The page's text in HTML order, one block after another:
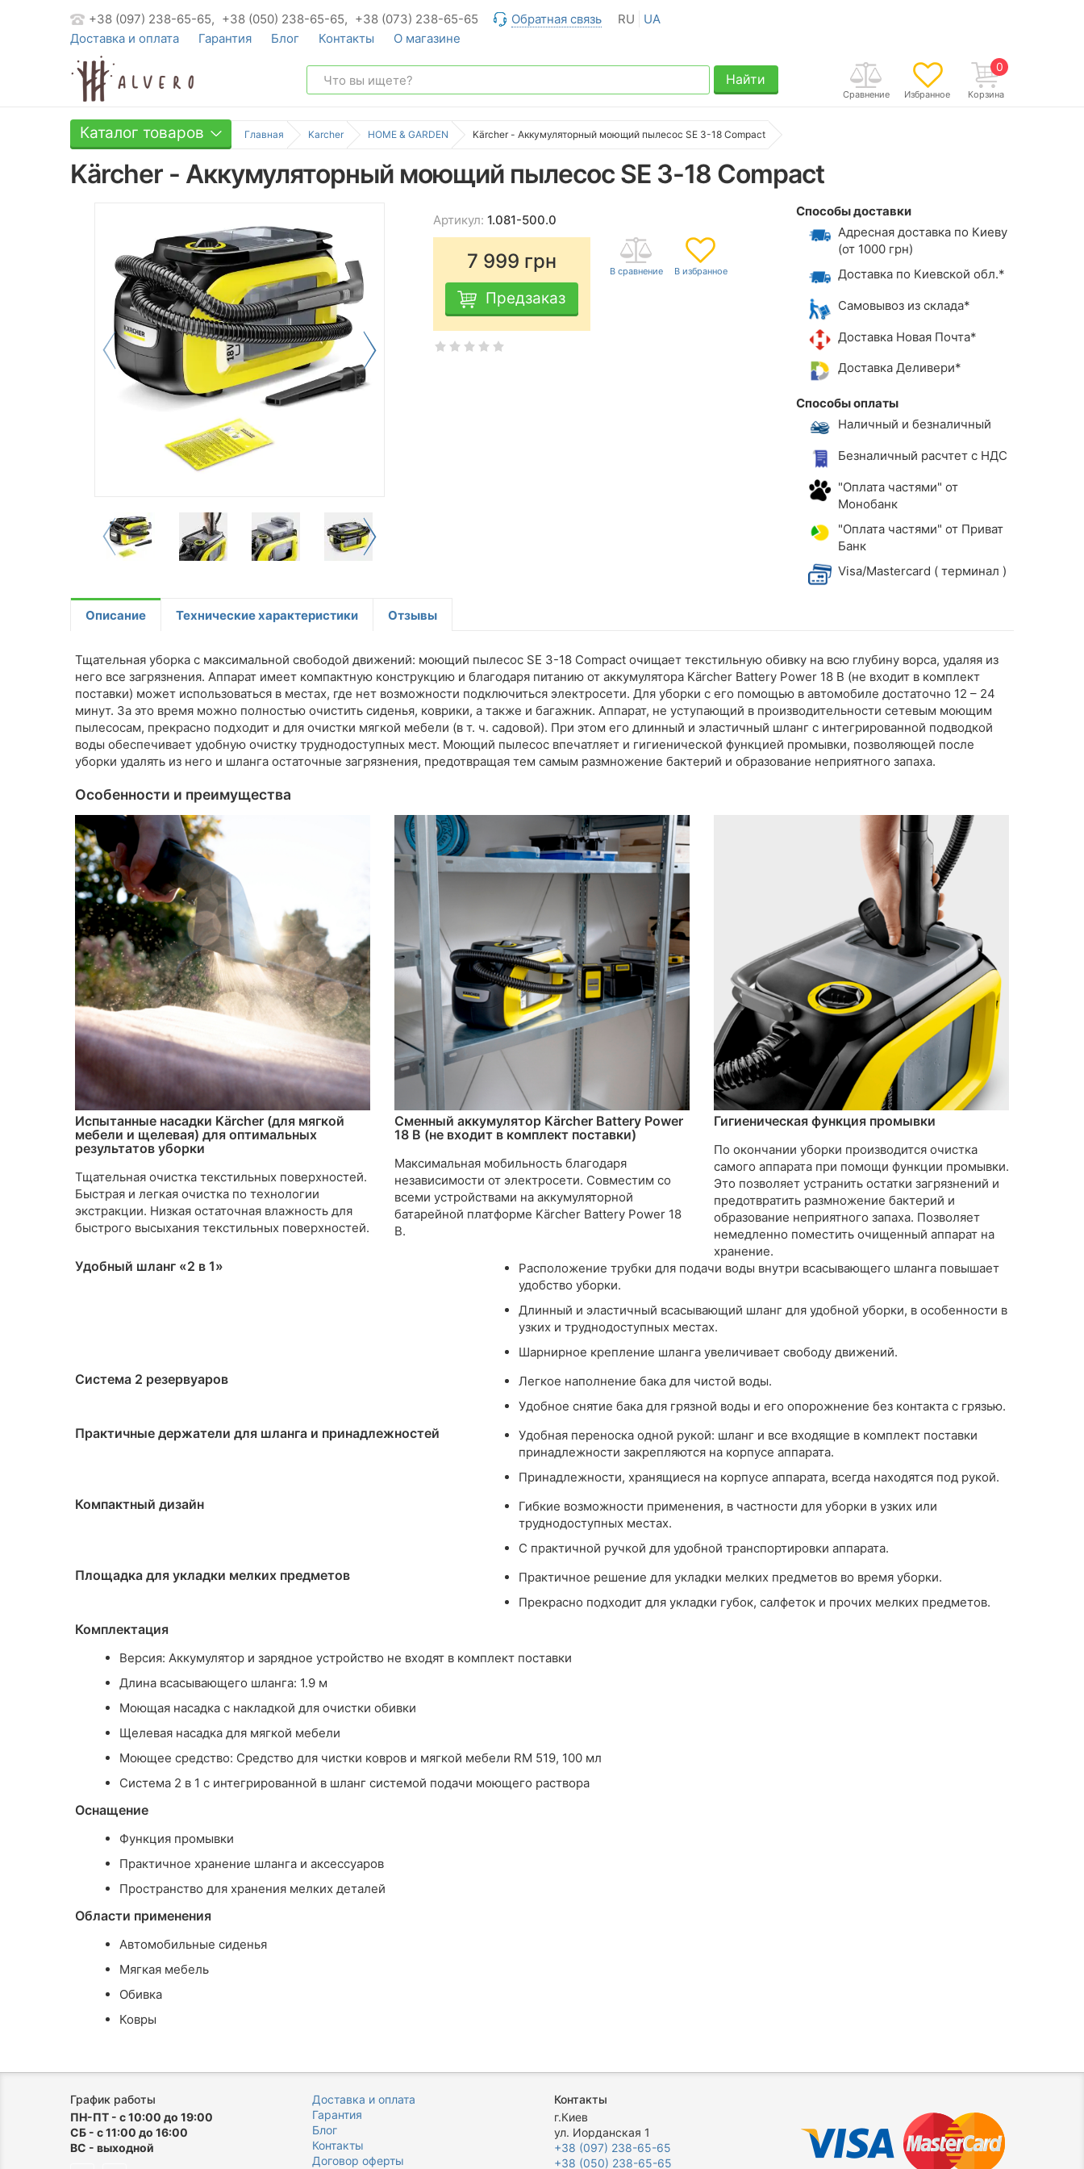
+38 (097) 238-65-65, +38 (050) 238-65-65, +38 (073) 238-65-65 Обратная связь RU
UA
Доставка и оплата
Гарантия Блог Контакты О магазине
0
Корзина
Избранное
Сравнение
Найти
Каталог товаров Главная Karcher HOME & GARDEN Kärcher - Аккумуляторный моющий пылесос SE 3-18 Compact
Kärcher - Аккумуляторный моющий пылесос SE 3-18 Compact
Артикул: 1.081-500.0
7 999 грн
Предзаказ
Способы доставки
Адресная доставка по Киеву
(от 1000 грн)
Доставка по Киевской обл.*
Самовывоз из склада*
Доставка Новая Почта*
Доставка Деливери*
Способы оплаты
Наличный и безналичный
Безналичный расчтет с НДС
"Оплата частями" от
Монобанк
"Оплата частями" от Приват
Банк
Visa/Mastercard ( терминал )
Описание Технические характеристики Отзывы
Тщательная уборка с максимальной свободой движений: моющий пылесос SE 3-18 Compact очищает текстильную обивку на всю глубину ворса, удаляя из
него все загрязнения. Аппарат имеет компактную конструкцию и благодаря питанию от аккумулятора Kärcher Battery Power 18 В (не входит в комплект
поставки) может использоваться в местах, где нет возможности подключиться электросети. Для уборки с его помощью в автомобиле достаточно 12 – 24
минут. За это время можно полностью очистить сиденья, коврики, а также и багажник. Аппарат, не уступающий в производительности сетевым моющим
пылесосам, прекрасно подходит и для очистки мягкой мебели (в т. ч. садовой). При этом его длинный и эластичный шланг с интегрированной подводкой
воды обеспечивает удобную очистку труднодоступных мест. Моющий пылесос впечатляет и гигиенической функцией промывки, позволяющей после
уборки удалять из него и шланга остаточные загрязнения, предотвращая тем самым размножение бактерий и образование неприятного запаха.
Особенности и преимущества
Испытанные насадки Kärcher (для мягкой
мебели и щелевая) для оптимальных
результатов уборки
Тщательная очистка текстильных поверхностей.
Быстрая и легкая очистка по технологии
экстракции. Низкая остаточная влажность для
быстрого высыхания текстильных поверхностей.
Сменный аккумулятор Kärcher Battery Power
18 В (не входит в комплект поставки)
Максимальная мобильность благодаря
независимости от электросети. Совместим со
всеми устройствами на аккумуляторной
батарейной платформе Kärcher Battery Power 18
В.
Гигиеническая функция промывки
По окончании уборки производится очистка
самого аппарата при помощи функции промывки.
Это позволяет устранить остатки загрязнений и
предотвратить размножение бактерий и
образование неприятного запаха. Позволяет
немедленно поместить очищенный аппарат на
хранение.
Удобный шланг «2 в 1»
Расположение трубки для подачи воды внутри всасывающего шланга повышает
удобство уборки.
Длинный и эластичный всасывающий шланг для удобной уборки, в особенности в
узких и труднодоступных местах.
Шарнирное крепление шланга увеличивает свободу движений.
Система 2 резервуаров
Легкое наполнение бака для чистой воды.
Удобное снятие бака для грязной воды и его опорожнение без контакта с грязью.
Практичные держатели для шланга и принадлежностей
Удобная переноска одной рукой: шланг и все входящие в комплект поставки
принадлежности закрепляются на корпусе аппарата.
Принадлежности, хранящиеся на корпусе аппарата, всегда находятся под рукой.
Компактный дизайн
Гибкие возможности применения, в частности для уборки в узких или
труднодоступных местах.
С практичной ручкой для удобной транспортировки аппарата.
Площадка для укладки мелких предметов
Практичное решение для укладки мелких предметов во время уборки.
Прекрасно подходит для укладки губок, салфеток и прочих мелких предметов.
Комплектация
Версия: Аккумулятор и зарядное устройство не входят в комплект поставки
Длина всасывающего шланга: 1.9 м
Моющая насадка с накладкой для очистки обивки
Щелевая насадка для мягкой мебели
Моющее средство: Средство для чистки ковров и мягкой мебели RM 519, 100 мл
Система 2 в 1 с интегрированной в шланг системой подачи моющего раствора
Оснащение
Функция промывки
Практичное хранение шланга и аксессуаров
Пространство для хранения мелких деталей
Области применения
Автомобильные сиденья
Мягкая мебель
Обивка
Ковры
График работы
ПН-ПТ - с 10:00 до 19:00
СБ - с 11:00 до 16:00
ВС - выходной
Доставка и оплата
Гарантия
Блог
Контакты
Договор оферты
Контакты
г.Киев
ул. Иорданская 1
+38 (097) 238-65-65
+38 (050) 238-65-65